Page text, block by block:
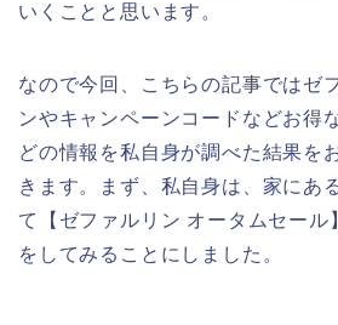
いくことと思います。
なので今回、こちらの記事ではゼ
ンやキャンペーンコードなどお得
どの情報を私自身が調べた結果を
きます。まず、私自身は、家にあ
て【ゼファルリン オータムセール
をしてみることにしました。